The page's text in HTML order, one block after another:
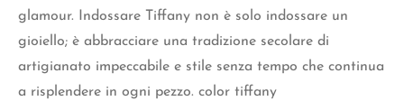
glamour. Indossare Tiffany non è solo indossare un
gioiello; è abbracciare una tradizione secolare di
artigianato impeccabile e stile senza tempo che continua
a risplendere in ogni pezzo. color tiffany